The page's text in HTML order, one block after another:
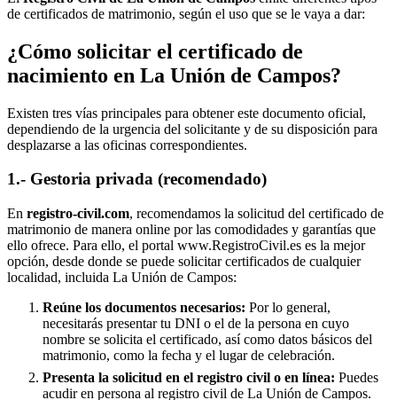
de certificados de matrimonio, según el uso que se le vaya a dar:
¿Cómo solicitar el certificado de
nacimiento en La Unión de Campos?
Existen tres vías principales para obtener este documento oficial,
dependiendo de la urgencia del solicitante y de su disposición para
desplazarse a las oficinas correspondientes.
1.- Gestoria privada (recomendado)
En registro-civil.com, recomendamos la solicitud del certificado de
matrimonio de manera online por las comodidades y garantías que
ello ofrece. Para ello, el portal www.RegistroCivil.es es la mejor
opción, desde donde se puede solicitar certificados de cualquier
localidad, incluida La Unión de Campos:
Reúne los documentos necesarios: Por lo general,
necesitarás presentar tu DNI o el de la persona en cuyo
nombre se solicita el certificado, así como datos básicos del
matrimonio, como la fecha y el lugar de celebración.
Presenta la solicitud en el registro civil o en línea: Puedes
acudir en persona al registro civil de La Unión de Campos.